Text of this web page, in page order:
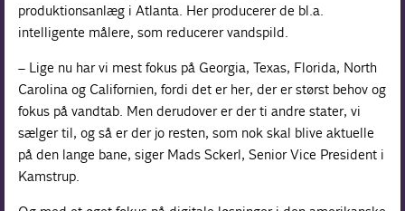
produktionsanlæg i Atlanta. Her producerer de bl.a.
intelligente målere, som reducerer vandspild.
– Lige nu har vi mest fokus på Georgia, Texas, Florida, North
Carolina og Californien, fordi det er her, der er størst behov og
fokus på vandtab. Men derudover er der ti andre stater, vi
sælger til, og så er der jo resten, som nok skal blive aktuelle
på den lange bane, siger Mads Sckerl, Senior Vice President i
Kamstrup.